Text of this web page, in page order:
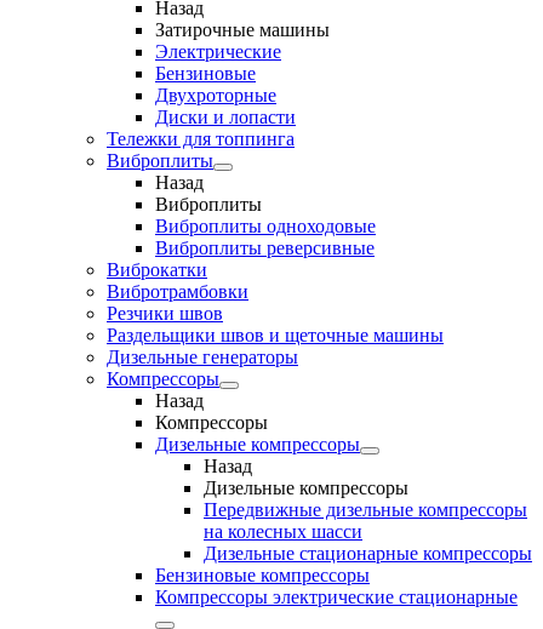
Назад
Затирочные машины
Электрические
Бензиновые
Двухроторные
Диски и лопасти
Тележки для топпинга
Виброплиты
Назад
Виброплиты
Виброплиты одноходовые
Виброплиты реверсивные
Виброкатки
Вибротрамбовки
Резчики швов
Раздельщики швов и щеточные машины
Дизельные генераторы
Компрессоры
Назад
Компрессоры
Дизельные компрессоры
Назад
Дизельные компрессоры
Передвижные дизельные компрессоры
на колесных шасси
Дизельные стационарные компрессоры
Бензиновые компрессоры
Компрессоры электрические стационарные